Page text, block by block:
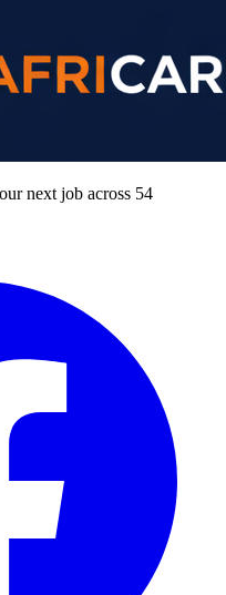
next job across 54